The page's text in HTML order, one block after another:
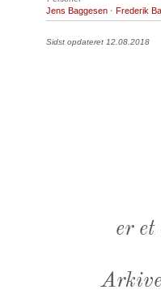
Jens Baggesen · Frederik
Sidst opdateret 12.08.2018
er